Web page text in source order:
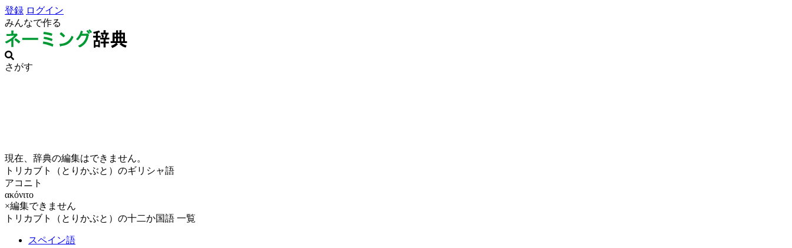
登録 ログイン
みんなで作る
さがす
現在、辞典の編集はできません。
トリカブト（とりかぶと）のギリシャ語
アコニト
ακόνιτο
×編集できません
トリカブト（とりかぶと）の十二か国語 一覧
スペイン語